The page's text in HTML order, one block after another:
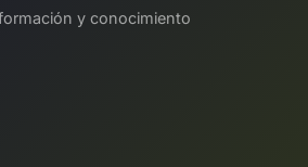
y conocimiento